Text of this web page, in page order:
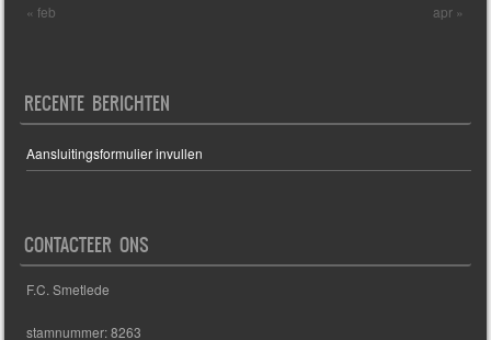
« feb apr »
RECENTE BERICHTEN
Aansluitingsformulier invullen
CONTACTEER ONS
F.C. Smetlede
stamnummer: 8263